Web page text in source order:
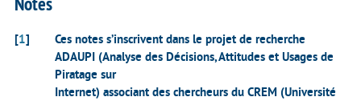
[1]
Ces notes s’inscrivent dans le projet de recherche
ADAUPI (Analyse des Décisions, Attitudes et Usages de
Piratage sur
Internet) associant des chercheurs du CREM (Université